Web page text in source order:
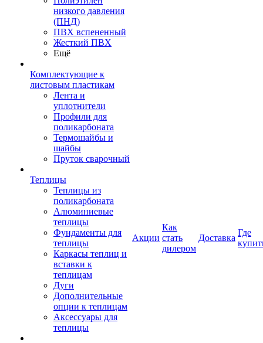
низкого давления
(ПНД)
ПВХ вспененный
Жесткий ПВХ
Ещё
Комплектующие к
листовым пластикам
Лента и
уплотнители
Профили для
поликарбоната
Термошайбы и
шайбы
Пруток сварочный
Теплицы
Теплицы из
поликарбоната
Алюминиевые
теплицы
Фундаменты для
теплицы
Каркасы теплиц и
вставки к
теплицам
Дуги
Дополнительные
опции к теплицам
Аксессуары для
теплицы
Акции
Как
стать
дилером
Доставка
Где